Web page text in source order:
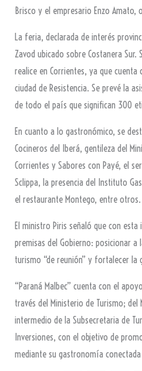
Brisco y el empresario Enzo Amato,
La feria, declarada de interés
Zavod ubicado sobre Costanera Sur.
realice en Corrientes, ya que cuenta
ciudad de Resistencia. Se prevé la
de todo el país que significan 300
En cuanto a lo gastronómico, se
Cocineros del Iberá, gentileza del
Corrientes y Sabores con Payé, el
Sclippa, la presencia del Instituto
el restaurante Montego, entre otros.
El ministro Piris señaló que con
premisas del Gobierno: posicionar
turismo “de reunión” y fortalecer la
“Paraná Malbec” cuenta con el
través del Ministerio de Turismo; del
intermedio de la Subsecretaria de
Inversiones, con el objetivo de
mediante su gastronomía